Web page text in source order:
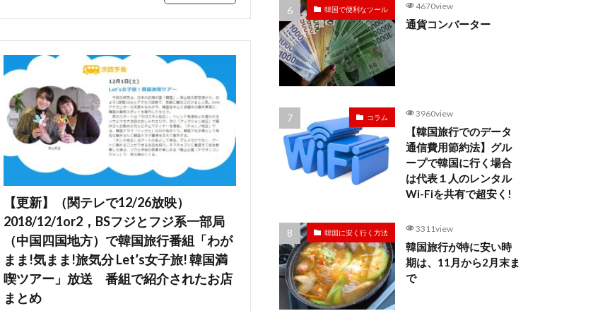
【更新】（関テレで12/26放映）
2018/12/1or2，BSフジとフジ系一部局
（中国四国地方）で韓国旅行番組「わが
まま!気まま!旅気分 Let’s女子旅! 韓国満
喫ツアー」放送 番組で紹介されたお店
まとめ
韓国で便利なツール 4670view
通貨コンバーター
コラム 3960view
【韓国旅行でのデータ
通信費用節約法】グル
ープで韓国に行く場合
は代表１人のレンタル
Wi-Fiを共有で超安く!
韓国に安く行く方法 3311view
韓国旅行が特に安い時
期は、11月から2月末ま
で